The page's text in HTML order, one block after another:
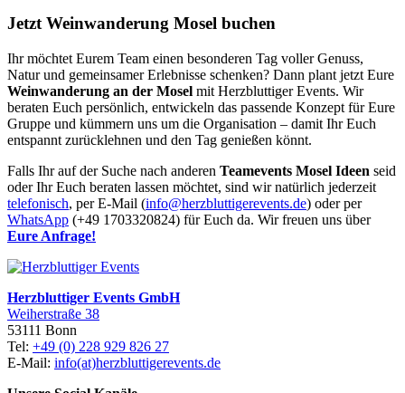
Jetzt Weinwanderung Mosel buchen
Ihr möchtet Eurem Team einen besonderen Tag voller Genuss,
Natur und gemeinsamer Erlebnisse schenken? Dann plant jetzt Eure
Weinwanderung an der Mosel mit Herzbluttiger Events. Wir
beraten Euch persönlich, entwickeln das passende Konzept für Eure
Gruppe und kümmern uns um die Organisation – damit Ihr Euch
entspannt zurücklehnen und den Tag genießen könnt.
Falls Ihr auf der Suche nach anderen Teamevents Mosel Ideen seid
oder Ihr Euch beraten lassen möchtet, sind wir natürlich jederzeit
telefonisch, per E-Mail (info@herzbluttigerevents.de) oder per
WhatsApp (+49 1703320824) für Euch da. Wir freuen uns über
Eure Anfrage!
Herzbluttiger Events GmbH
Weiherstraße 38
53111 Bonn
Tel: +49 (0) 228 929 826 27
E-Mail: info(at)herzbluttigerevents.de